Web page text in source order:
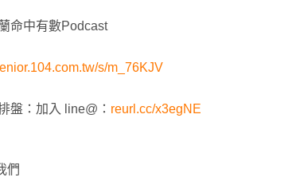
命中有數Podcast
s/m_76KJV
盤：加入 line@： reurl.cc/x3egNE
們